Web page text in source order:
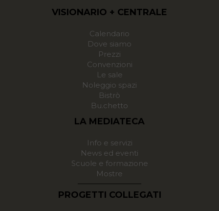
VISIONARIO + CENTRALE
Calendario
Dove siamo
Prezzi
Convenzioni
Le sale
Noleggio spazi
Bistrò
Bu.chetto
LA MEDIATECA
Info e servizi
News ed eventi
Scuole e formazione
Mostre
PROGETTI COLLEGATI